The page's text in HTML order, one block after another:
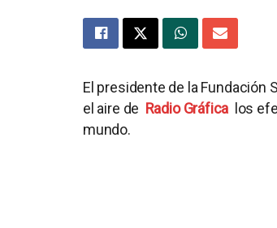
El presidente de la Fundación
el aire de Radio Gráfica los
mundo.